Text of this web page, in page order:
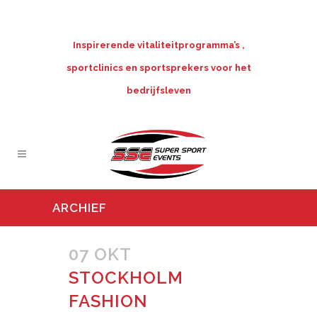
Inspirerende vitaliteitprogramma’s ,
sportclinics en sportsprekers voor het
bedrijfsleven
ARCHIEF
07 OKT
STOCKHOLM
FASHION